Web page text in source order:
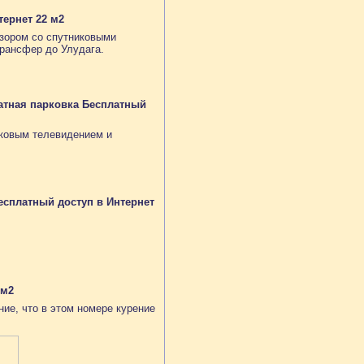
22 м2
со спутниковыми
до Улудага.
парковка Бесплатный
телевидением и
доступ в Интернет
что в этом номере курение